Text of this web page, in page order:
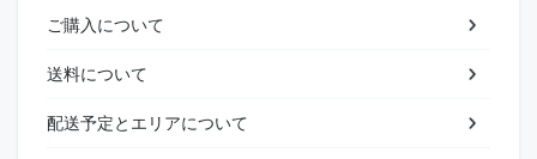
ご購入について
送料について
配送予定とエリアについて